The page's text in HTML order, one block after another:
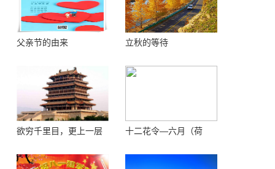
父亲节的由来 立秋的等待
欲穷千里目，更上一层
十二花令—六月（荷